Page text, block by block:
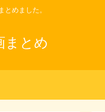
めました。
とめ